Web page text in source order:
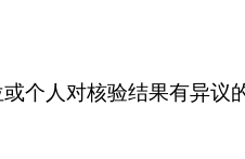
个人对核验结果有异议